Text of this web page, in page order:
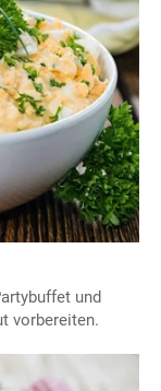
und
vorbereiten.